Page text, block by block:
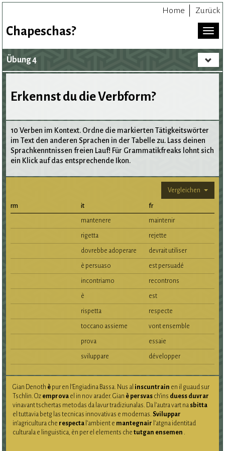
Home Zurück
Chapeschas?
Übung 4
Toggle
Erkennst du die Verbform?
10 Verben im Kontext. Ordne die markierten Tätigkeitswörter
im Text den anderen Sprachen in der Tabelle zu. Lass deinen
Sprachkenntnissen freien Lauf! Für Grammatikfreaks lohnt sich
ein Klick auf das entsprechende Ikon.
Vergleichen
rm it fr
mantenere maintenir
rigetta rejette
dovrebbe adoperare devrait utiliser
è persuaso est persuadé
incontriamo recontrons
è est
rispetta respecte
toccano assieme vont ensemble
prova essaie
sviluppare développer
Gian Denoth è pur en l’Engiadina Bassa. Nus al inscuntrain en il guaud sur
Tschlin. Oz emprova el in nov arader. Gian è persvas ch’ins duess duvrar
vinavant tschertas metodas da lavur tradiziunalas. Da l’autra vart na sbitta
el tuttavia betg las tecnicas innovativas e modernas. Sviluppar
in’agricultura che respecta l’ambient e mantegnair l’atgna identitad
culturala e linguistica, èn per el elements che tutgan ensemen .